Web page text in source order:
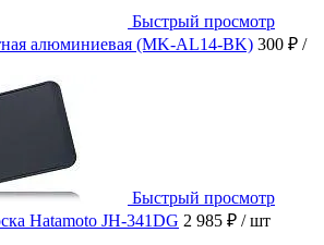
Быстрый просмотр
алюминиевая (MK-AL14-BK) 300 ₽ /
Быстрый просмотр
Hatamoto JH-341DG 2 985 ₽ / шт